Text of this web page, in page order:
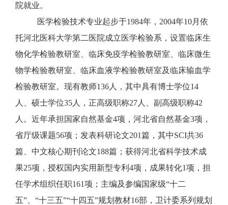
院就业。
医学检验技术专业起步于1984年，2004年10月依
托河北医科大学第二医院成立医学检验系 ，设置临床生
物化学检验教研室、临床免疫学检验教研室、临床微生
物学检验教研室、临床血液学检验教研室及临床输血学
检验教研室。现有教师136人，其中具有博士学位14
人、硕士学位35人，正高级职称27人、副高级职称42
人。近年承担国家自然基金4项，河北省自然基金3项，
省厅级课题56项；发表科研论文201篇，其中SCI共36
篇、中文核心期刊论文188篇；获得河北省科学技术成
果25项，授权国内实用新型专利4项，成果转化1项，担
任学术组织任职161项；主编及参编国家级“十二
五”、“十三五”“十四五”规划教材16部，卫计委系列规划